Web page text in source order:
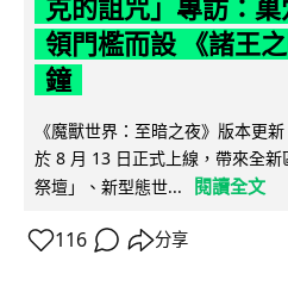
克的詛咒」專訪：
領門檻而設 《諸王
鐘
《魔獸世界：至暗之夜》版本更
於 8 月 13 日正式上線，帶來全
祭壇」、新型態世...
閱讀全文
116 分享